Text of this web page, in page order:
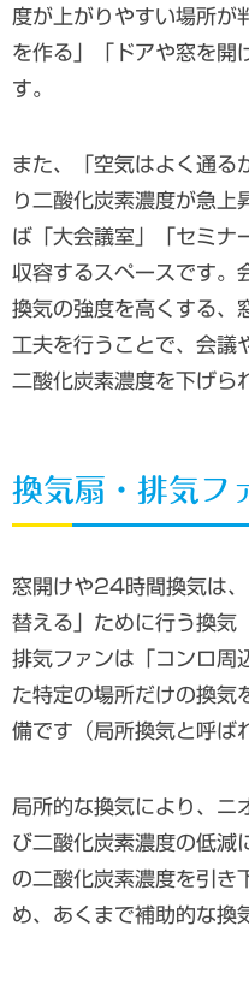
度が上がりやすい場所が
を作る」「ドアや窓を開
す。
また、「空気はよく通る
り二酸化炭素濃度が急上
ば「大会議室」「セミナ
収容するスペースです。
換気の強度を高くする、
工夫を行うことで、会議
二酸化炭素濃度を下げら
換気扇・排気フ
窓開けや24時間換気は
替える」ために行う換気
排気ファンは「コンロ周
た特定の場所だけの換気
備です（局所換気と呼ば
局所的な換気により、ニ
び二酸化炭素濃度の低減
の二酸化炭素濃度を引き
め、あくまで補助的な換